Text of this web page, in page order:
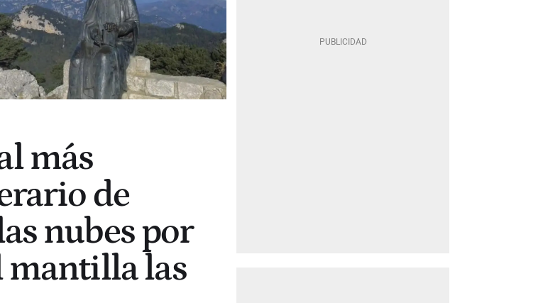
más
de
nubes por
mantilla las